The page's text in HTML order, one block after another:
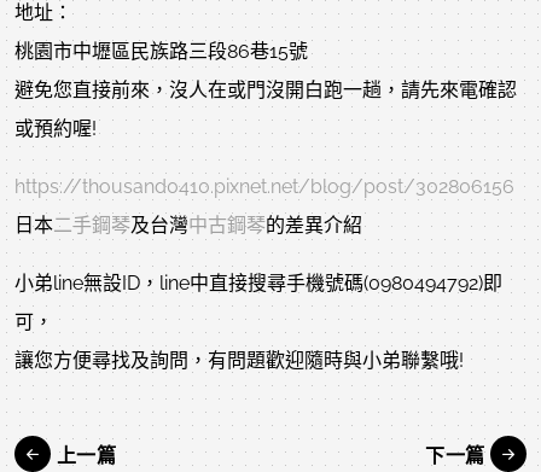
地址：
桃園市中壢區民族路三段86巷15號
避免您直接前來，沒人在或門沒開白跑一趟，請先來電確認
或預約喔!
https://thousand0410.pixnet.net/blog/post/302806156
日本二手鋼琴及台灣中古鋼琴的差異介紹
小弟line無設ID，line中直接搜尋手機號碼(0980494792)即
可，
讓您方便尋找及詢問，有問題歡迎隨時與小弟聯繫哦!
上一篇 下一篇